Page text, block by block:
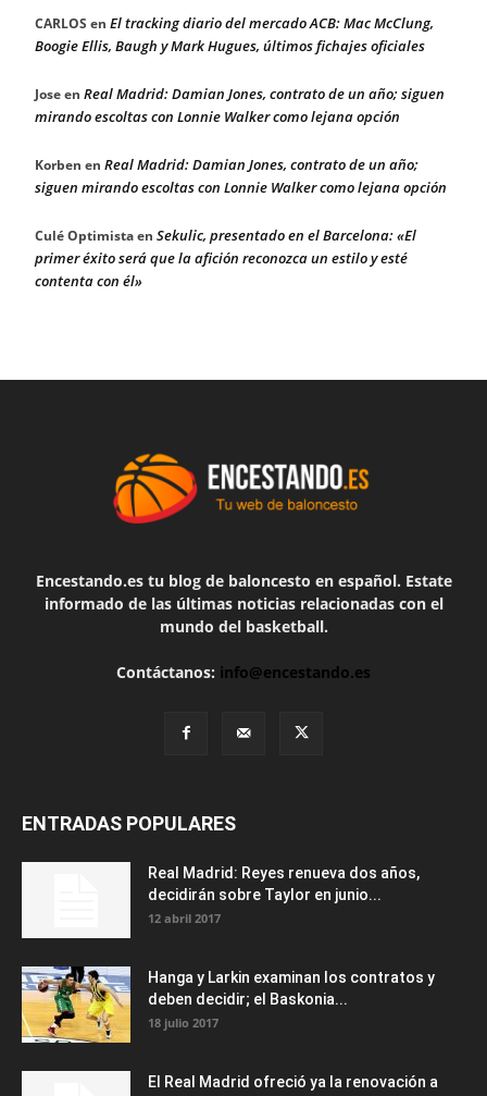
CARLOS en El tracking diario del mercado ACB: Mac McClung,
Boogie Ellis, Baugh y Mark Hugues, últimos fichajes oficiales
Joseen Real Madrid: Damian Jones, contrato de un año; siguen
mirando escoltas con Lonnie Walker como lejana opción
Korben en Real Madrid: Damian Jones, contrato de un año;
siguen mirando escoltas con Lonnie Walker como lejana opción
Culé Optimistaen Sekulic, presentado en el Barcelona: «El
primer éxito será que la afición reconozca un estilo y esté
contenta con él»
Encestando.es tu blog de baloncesto en español. Estate
informado de las últimas noticias relacionadas con el
mundo del basketball.
Contáctanos: info@encestando.es
ENTRADAS POPULARES
Real Madrid: Reyes renueva dos años,
decidirán sobre Taylor en junio...
12 abril 2017
Hanga y Larkin examinan los contratos y
deben decidir; el Baskonia...
18 julio 2017
El Real Madrid ofreció ya la renovación a